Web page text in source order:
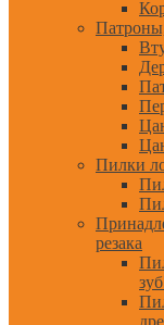
Пилки
резака